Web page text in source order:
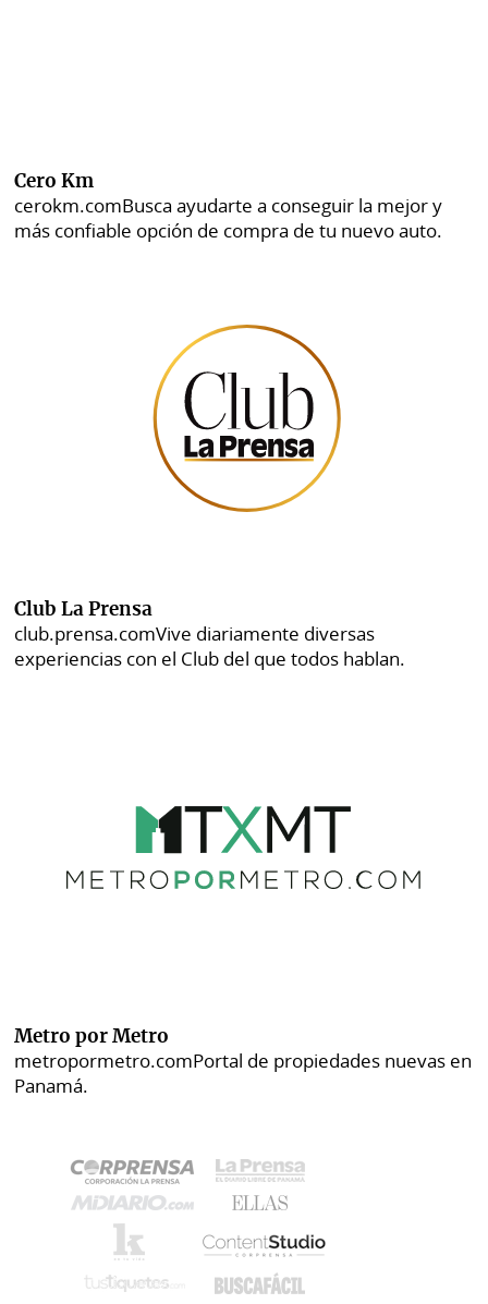
Cero Km
cerokm.comBusca ayudarte a conseguir la mejor y
más confiable opción de compra de tu nuevo auto.
Club La Prensa
club.prensa.comVive diariamente diversas
experiencias con el Club del que todos hablan.
Metro por Metro
metropormetro.comPortal de propiedades nuevas en
Panamá.